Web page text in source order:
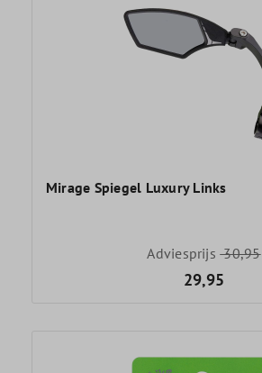
Mirage Spiegel Luxury Links
Adviesprijs30,95
29,95